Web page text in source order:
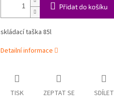
Přidat do košíku
skládací taška 85l
Detailní informace
TISK ZEPTAT SE SDÍLET